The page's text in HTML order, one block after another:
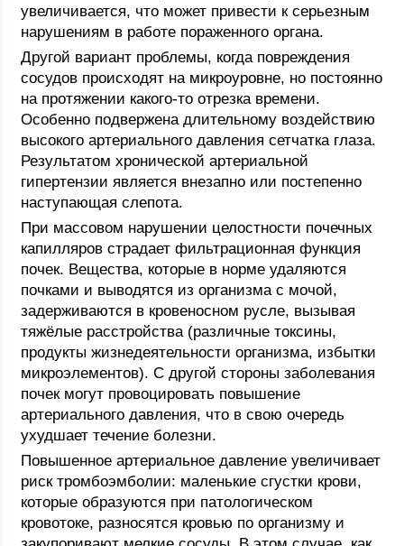
увеличивается, что может привести к серьезным
нарушениям в работе пораженного органа.
Другой вариант проблемы, когда повреждения
сосудов происходят на микроуровне, но постоянно
на протяжении какого-то отрезка времени.
Особенно подвержена длительному воздействию
высокого артериального давления сетчатка глаза.
Результатом хронической артериальной
гипертензии является внезапно или постепенно
наступающая слепота.
При массовом нарушении целостности почечных
капилляров страдает фильтрационная функция
почек. Вещества, которые в норме удаляются
почками и выводятся из организма с мочой,
задерживаются в кровеносном русле, вызывая
тяжёлые расстройства (различные токсины,
продукты жизнедеятельности организма, избытки
микроэлементов). С другой стороны заболевания
почек могут провоцировать повышение
артериального давления, что в свою очередь
ухудшает течение болезни.
Повышенное артериальное давление увеличивает
риск тромбоэмболии: маленькие сгустки крови,
которые образуются при патологическом
кровотоке, разносятся кровью по организму и